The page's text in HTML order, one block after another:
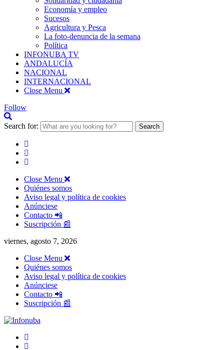
Economía y empleo
Sucesos
Agricultura y Pesca
La foto-denuncia de la semana
Política
INFONUBA TV
ANDALUCÍA
NACIONAL
INTERNACIONAL
Close Menu
Follow
Search for:
Close Menu
Quiénes somos
Aviso legal y política de cookies
Anúnciese
Contacto 📲
Suscripción 📰
viernes, agosto 7, 2026
Close Menu
Quiénes somos
Aviso legal y política de cookies
Anúnciese
Contacto 📲
Suscripción 📰